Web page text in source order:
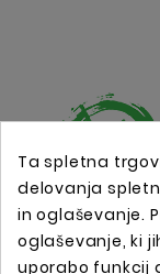
Spletna
Ta spletna
delovanja
in oglaševanje.
oglaševanje, ki
uporabo funkcij